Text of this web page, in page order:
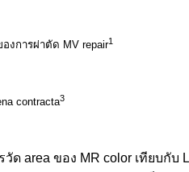
งการผ่าตัด MV repair1
contracta3
วัด area ของ MR color เทียบกั